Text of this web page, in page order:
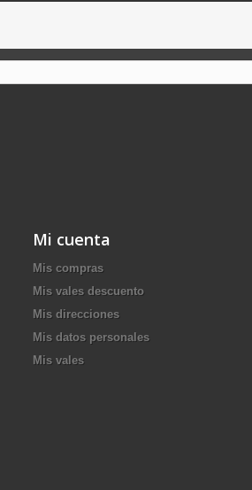
Mi cuenta
Mis compras
Mis vales descuento
Mis direcciones
Mis datos personales
Mis vales